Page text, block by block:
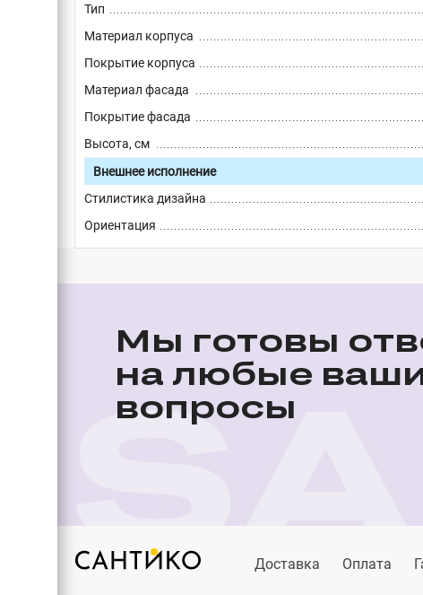
Тип
Материал корпуса
Покрытие корпуса
Материал фасада
Покрытие фасада
Высота, см
Внешнее исполнение
Стилистика дизайна
Ориентация
Мы готовы
на любые
вопросы
Доставка Оплата